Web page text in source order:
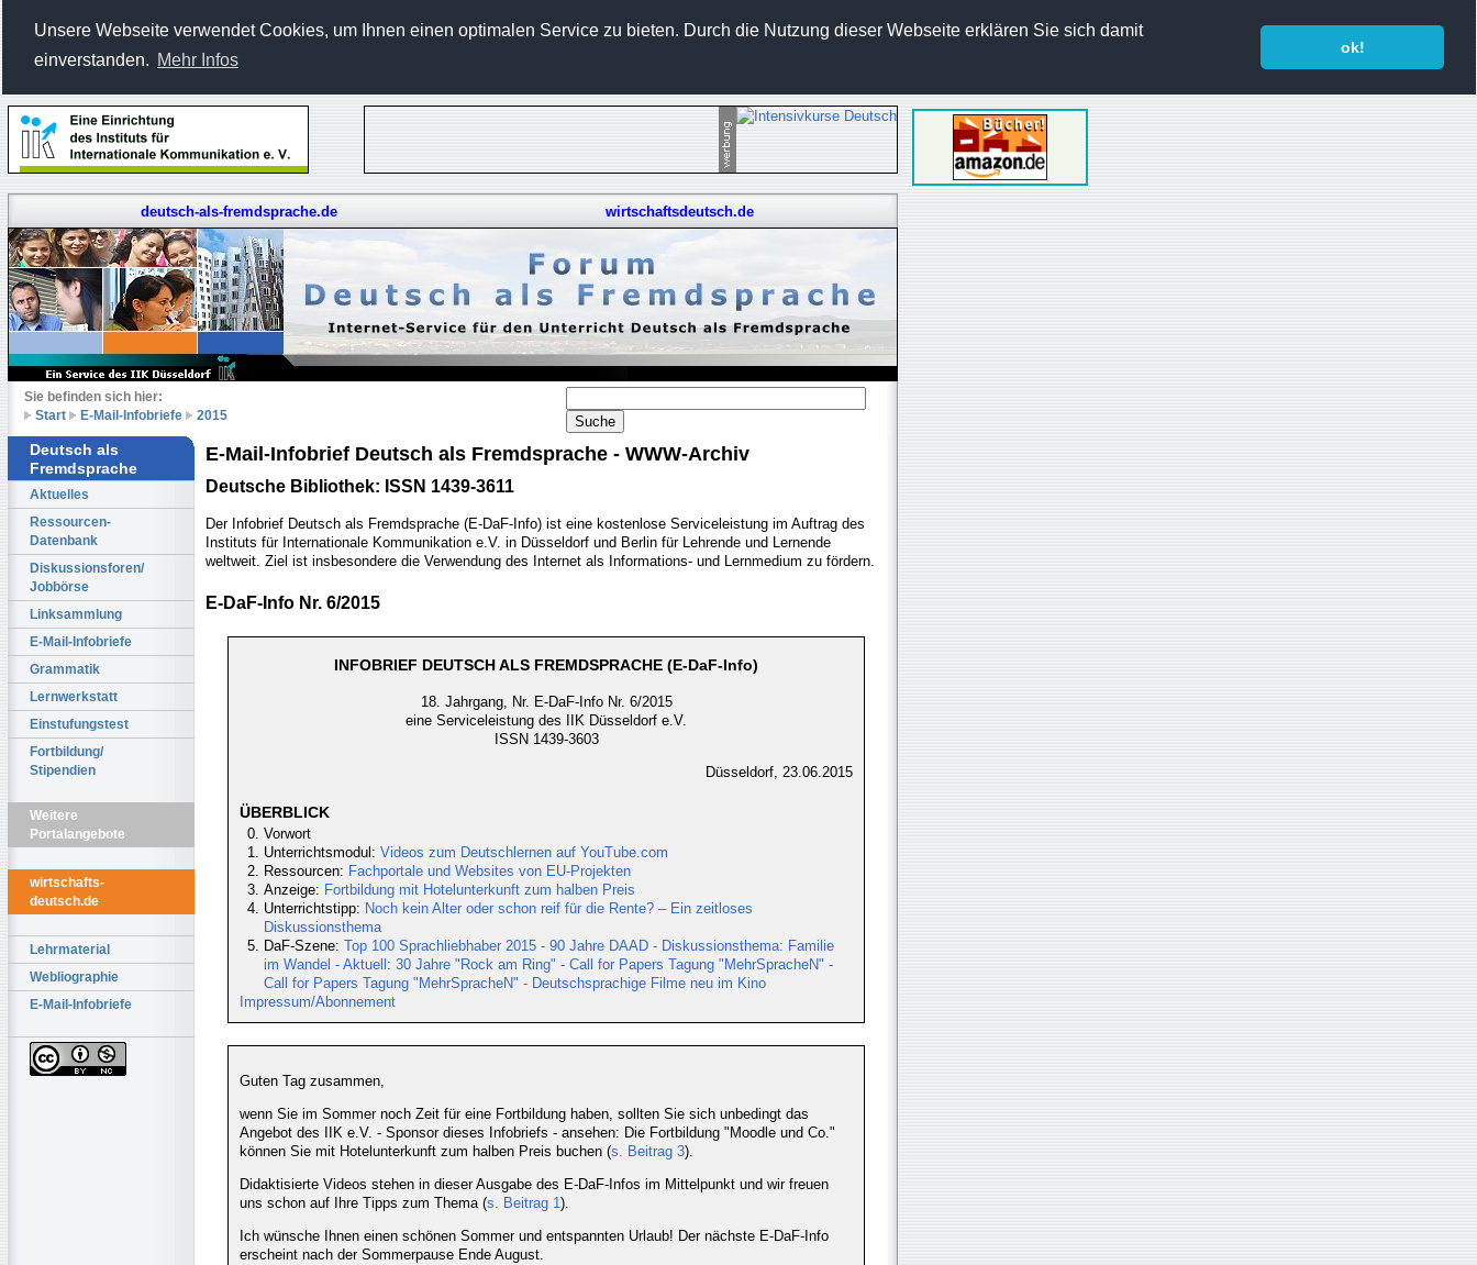
Unsere Webseite verwendet Cookies, um Ihnen einen optimalen Service zu bieten. Durch die Nutzung dieser Webseite erklären Sie sich damit
einverstanden. Mehr Infos
ok!
deutsch-als-fremdsprache.de wirtschaftsdeutsch.de
Sie befinden sich hier:
Start
E-Mail-Infobriefe 2015
Deutsch als
Fremdsprache
Aktuelles
Ressourcen-
Datenbank
Diskussionsforen/
Jobbörse
Linksammlung
E-Mail-Infobriefe
Grammatik
Lernwerkstatt
Einstufungstest
Fortbildung/
Stipendien
Weitere
Portalangebote
wirtschafts-
deutsch.de
Lehrmaterial
Webliographie
E-Mail-Infobriefe
E-Mail-Infobrief Deutsch als Fremdsprache - WWW-Archiv
Deutsche Bibliothek: ISSN 1439-3611
Der Infobrief Deutsch als Fremdsprache (E-DaF-Info) ist eine kostenlose Serviceleistung im Auftrag des
Instituts für Internationale Kommunikation e.V. in Düsseldorf und Berlin für Lehrende und Lernende
weltweit. Ziel ist insbesondere die Verwendung des Internet als Informations- und Lernmedium zu fördern.
E-DaF-Info Nr. 6/2015
INFOBRIEF DEUTSCH ALS FREMDSPRACHE (E-DaF-Info)
18. Jahrgang, Nr. E-DaF-Info Nr. 6/2015
eine Serviceleistung des IIK Düsseldorf e.V.
ISSN 1439-3603
Düsseldorf, 23.06.2015
ÜBERBLICK
Vorwort
Unterrichtsmodul: Videos zum Deutschlernen auf YouTube.com
Ressourcen: Fachportale und Websites von EU-Projekten
Anzeige: Fortbildung mit Hotelunterkunft zum halben Preis
Unterrichtstipp: Noch kein Alter oder schon reif für die Rente? – Ein zeitloses
Diskussionsthema
DaF-Szene: Top 100 Sprachliebhaber 2015 - 90 Jahre DAAD - Diskussionsthema: Familie
im Wandel - Aktuell: 30 Jahre "Rock am Ring" - Call for Papers Tagung "MehrSpracheN" -
Call for Papers Tagung "MehrSpracheN" - Deutschsprachige Filme neu im Kino
Impressum/Abonnement
Guten Tag zusammen,
wenn Sie im Sommer noch Zeit für eine Fortbildung haben, sollten Sie sich unbedingt das
Angebot des IIK e.V. - Sponsor dieses Infobriefs - ansehen: Die Fortbildung "Moodle und Co."
können Sie mit Hotelunterkunft zum halben Preis buchen (s. Beitrag 3).
Didaktisierte Videos stehen in dieser Ausgabe des E-DaF-Infos im Mittelpunkt und wir freuen
uns schon auf Ihre Tipps zum Thema (s. Beitrag 1).
Ich wünsche Ihnen einen schönen Sommer und entspannten Urlaub! Der nächste E-DaF-Info
erscheint nach der Sommerpause Ende August.